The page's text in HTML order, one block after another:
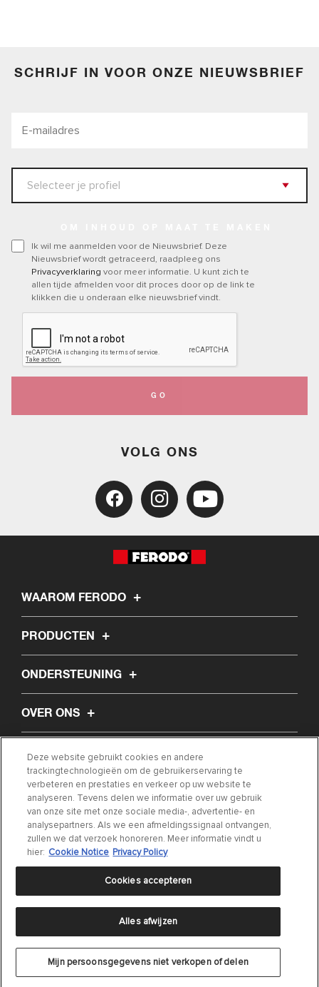
SCHRIJF IN VOOR ONZE NIEUWSBRIEF
Ik wil me aanmelden voor de Nieuwsbrief. Deze
Nieuwsbrief wordt getraceerd, raadpleeg ons
Privacyverklaring voor meer informatie. U kunt zich te
allen tijde afmelden voor dit proces door op de link te
klikken die u onderaan elke nieuwsbrief vindt.
GO
VOLG ONS
WAAROM FERODO
PRODUCTEN
ONDERSTEUNING
OVER ONS
ARTIKEL
ZOEK MIJN ONDERDEEL
NEEM CONTACT MET ONS OP
Gebruiksvoorwaarden|
©2024 DRiV Automotive Inc of één van diens dochterondernemingen in één of
meerdere landen.
Deze website gebruikt cookies en andere
trackingtechnologieën om de gebruikerservaring te
verbeteren en prestaties en verkeer op uw website te
analyseren. Tevens delen we informatie over uw gebruik
van onze site met onze sociale media-, advertentie- en
analysepartners. Als we een afmeldingssignaal ontvangen,
zullen we dat verzoek honoreren. Meer informatie vindt u
hier: Cookie Notice Privacy Policy
Mijn persoonsgegevens niet verkopen of delen
Alles afwijzen
Cookies accepteren